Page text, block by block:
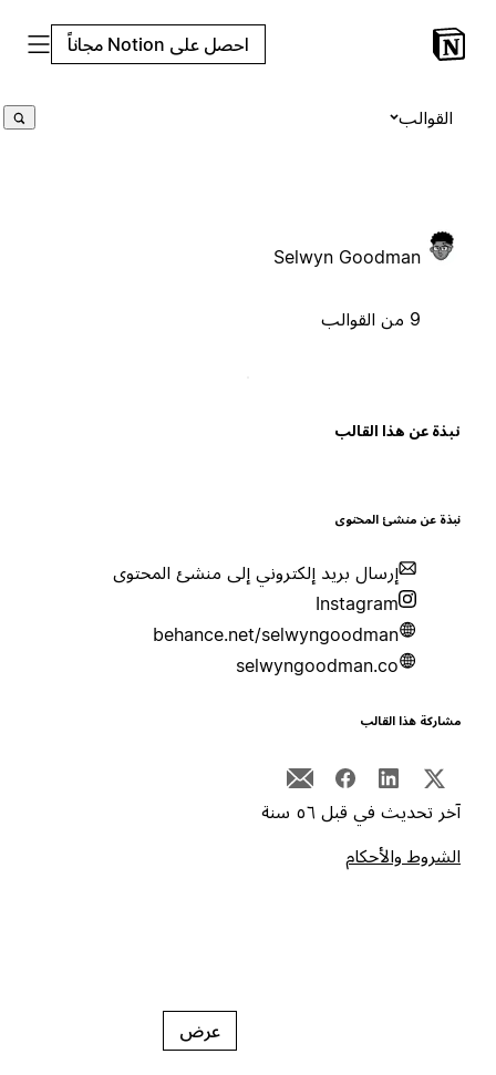
احصل على Notion مجاناً
القوالب
Selwyn Goodman
عن هذا القالب
عن منشئ المحتوى
إرسال بريد إلكتروني إلى منشئ المحتوى
Instagram
behance.net/selwyngoodman
selwyngoodman.co
هذا القالب
تحديث في قبل ٥٦ سنة
والأحكام
عرض